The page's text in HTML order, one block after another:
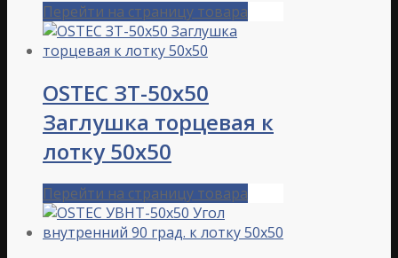
Перейти на страницу товара
OSTEC ЗТ-50х50
Заглушка торцевая к
лотку 50х50
Перейти на страницу товара